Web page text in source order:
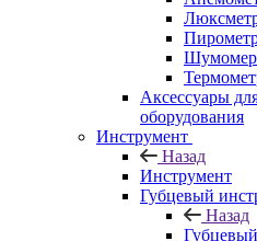
Аксессуары
оборудования
Инструмент
Назад
Инструмент
Губцевый
Назад